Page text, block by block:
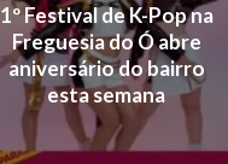
1º Festival de K-Pop na
Freguesia do Ó abre
aniversário do bairro
esta semana